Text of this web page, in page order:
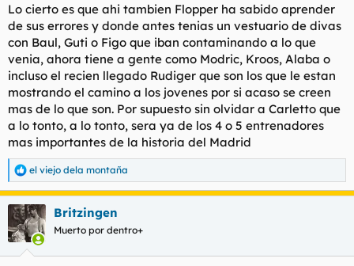
Lo cierto es que ahi tambien Flopper ha sabido aprender
de sus errores y donde antes tenias un vestuario de divas
con Baul, Guti o Figo que iban contaminando a lo que
venia, ahora tiene a gente como Modric, Kroos, Alaba o
incluso el recien llegado Rudiger que son los que le estan
mostrando el camino a los jovenes por si acaso se creen
mas de lo que son. Por supuesto sin olvidar a Carletto que
a lo tonto, a lo tonto, sera ya de los 4 o 5 entrenadores
mas importantes de la historia del Madrid
R
e
a
c
c
i
el viejo dela montaña
Britzingen
Muerto por dentro+